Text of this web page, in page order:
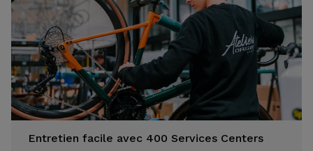
Entretien facile avec 400 Services Centers